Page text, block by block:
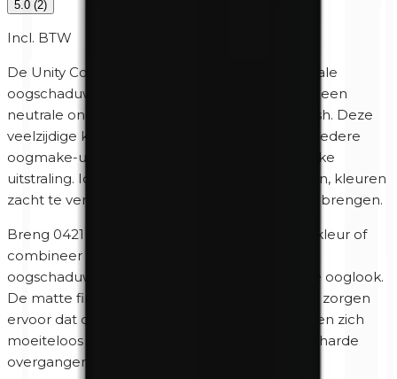
5.0 (2)
Incl. BTW
De Unity Cosmetics 0421 Milky Way Mat minerale
oogschaduw heeft een lichte, romige tint met een
neutrale ondertoon en een volledig matte finish. Deze
veelzijdige kleur vormt de perfecte basis voor iedere
oogmake-up en zorgt voor een frisse, natuurlijke
uitstraling. Ideaal om het ooglid egaal te maken, kleuren
zacht te vervagen of subtiele accenten aan te brengen.
Breng 0421 Milky Way Mat droog aan als basiskleur of
combineer de tint met zowel warme als koele
oogschaduwen voor een mooi gebalanceerde ooglook.
De matte finish en de zachte minerale textuur zorgen
ervoor dat de oogschaduw eenvoudig blendt en zich
moeiteloos laat opbouwen zonder strepen of harde
overgangen.